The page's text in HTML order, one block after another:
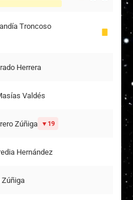
González
Troncoso
Herrera
Valdés
Zúñiga 19
Hernández
Zúñiga